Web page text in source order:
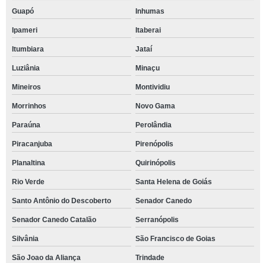
Guapó Inhumas
Ipameri Itaberai
Itumbiara Jataí
Luziânia Minaçu
Mineiros Montividiu
Morrinhos Novo Gama
Paraúna Perolândia
Piracanjuba Pirenópolis
Planaltina Quirinópolis
Rio Verde Santa Helena de Goiás
Santo Antônio do Descoberto Senador Canedo
Senador Canedo Catalão Serranópolis
Silvânia São Francisco de Goias
São Joao da Aliança Trindade